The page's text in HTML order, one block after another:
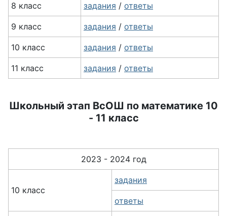
8 класс задания / ответы
9 класс задания / ответы
10 класс задания / ответы
11 класс задания / ответы
Школьный этап ВсОШ по математике 10
- 11 класс
2023 - 2024 год
10 класс
задания
ответы